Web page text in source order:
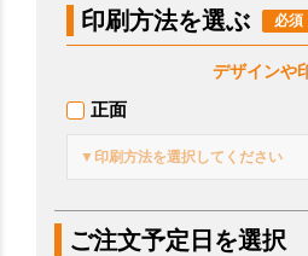
印刷方法を選ぶ
デザインや
正面
▼印刷方法を選択してください
ご注文予定日を選択